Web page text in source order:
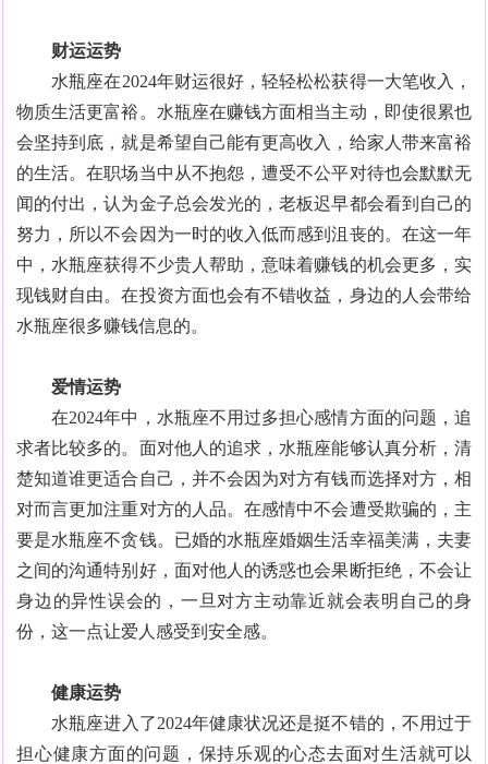
财运运势
水瓶座在2024年财运很好，轻轻松松获得一大笔收入，
物质生活更富裕。水瓶座在赚钱方面相当主动，即使很累也
会坚持到底，就是希望自己能有更高收入，给家人带来富裕
的生活。在职场当中从不抱怨，遭受不公平对待也会默默无
闻的付出，认为金子总会发光的，老板迟早都会看到自己的
努力，所以不会因为一时的收入低而感到沮丧的。在这一年
中，水瓶座获得不少贵人帮助，意味着赚钱的机会更多，实
现钱财自由。在投资方面也会有不错收益，身边的人会带给
水瓶座很多赚钱信息的。
爱情运势
在2024年中，水瓶座不用过多担心感情方面的问题，追
求者比较多的。面对他人的追求，水瓶座能够认真分析，清
楚知道谁更适合自己，并不会因为对方有钱而选择对方，相
对而言更加注重对方的人品。在感情中不会遭受欺骗的，主
要是水瓶座不贪钱。已婚的水瓶座婚姻生活幸福美满，夫妻
之间的沟通特别好，面对他人的诱惑也会果断拒绝，不会让
身边的异性误会的，一旦对方主动靠近就会表明自己的身
份，这一点让爱人感受到安全感。
健康运势
水瓶座进入了2024年健康状况还是挺不错的，不用过于
担心健康方面的问题，保持乐观的心态去面对生活就可以